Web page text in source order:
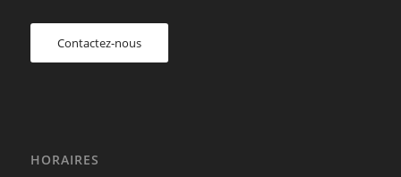
Contactez-nous
HORAIRES